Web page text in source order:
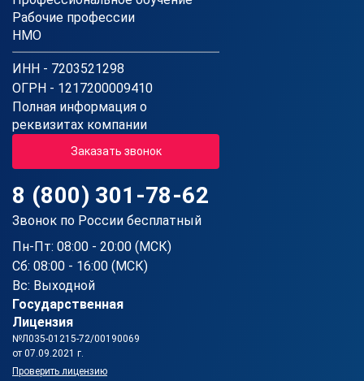
Рабочие профессии
НМО
ИНН - 7203521298
ОГРН - 1217200009410
Полная информация о
реквизитах компании
Заказать звонок
8 (800) 301-78-62
Звонок по России бесплатный
Пн-Пт: 08:00 - 20:00 (МСК)
Сб: 08:00 - 16:00 (МСК)
Вс: Выходной
Государственная
Лицензия
№Л035-01215-72/00190069
от 07.09.2021 г.
Проверить лицензию